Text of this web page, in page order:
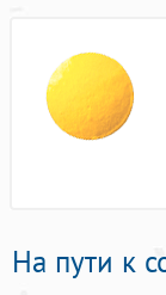
На пути к